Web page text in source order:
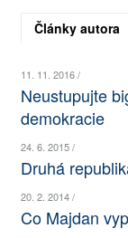
ROZHOVORY
NEJČTENĚJŠÍ ZA
AUTOŘI
SOCIÁLNÍ SÍTĚ
Články autora
11. 11. 2016 /
Neustupujte
demokracie
24. 6. 2015 /
Druhá
20. 2. 2014 /
Co Majdan